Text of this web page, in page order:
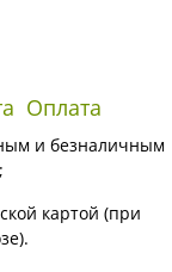
Оплата
и безналичным
картой (при